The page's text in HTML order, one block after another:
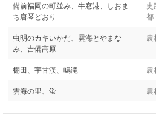
備前福岡の町並み、牛窓港、しおま
ち唐琴どおり
史
都
虫明のカキいかだ、雲海とやまな
み、吉備高原
農
棚田、宇甘渓、鳴滝 農
雲海の里、蛍 農